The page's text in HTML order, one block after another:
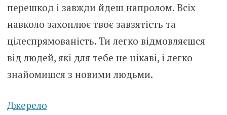
перешкод і завжди йдеш напролом. Всіх
навколо захоплює твоє завзятість та
цілеспрямованість. Ти легко відмовляєшся
від людей, які для тебе не цікаві, і легко
знайомишся з новими людьми.
Джерело